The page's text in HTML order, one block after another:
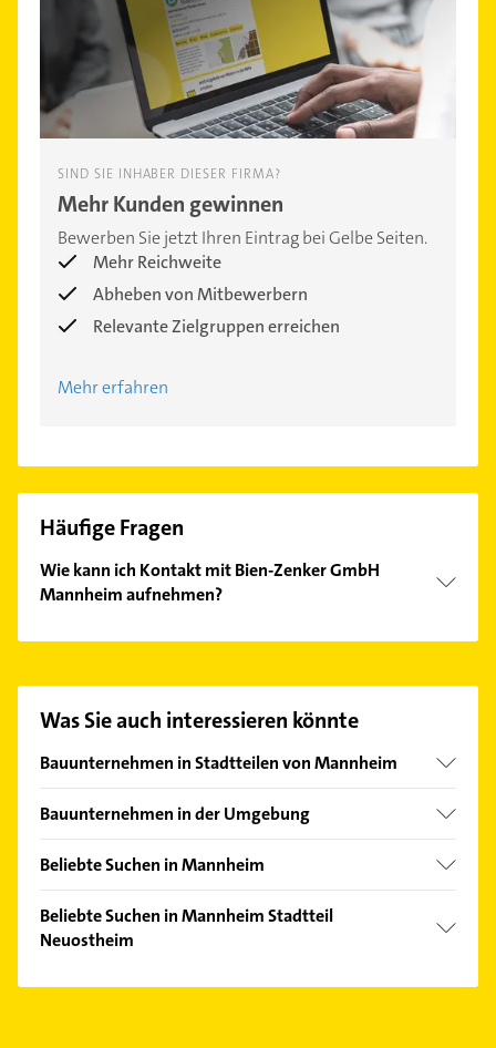
SIND SIE INHABER DIESER FIRMA?
Mehr Kunden gewinnen
Bewerben Sie jetzt Ihren Eintrag bei Gelbe Seiten.
Mehr Reichweite
Abheben von Mitbewerbern
Relevante Zielgruppen erreichen
Mehr erfahren
Häufige Fragen
Wie kann ich Kontakt mit Bien-Zenker GmbH
Mannheim aufnehmen?
finden Sie alleKontaktdaten.
Was Sie auch interessieren könnte
Bauunternehmen in Stadtteilen von Mannheim
Feudenheim
Friesenheimer Insel
Lindenhof
Neckarstadt
Bauunternehmen in der Umgebung
Altrip
Ladenburg
Ludwigshafen am Rhein
Beliebte Suchen in Mannheim
Dachdecker
Schreiner
Beliebte Suchen in Mannheim Stadtteil
Neuostheim